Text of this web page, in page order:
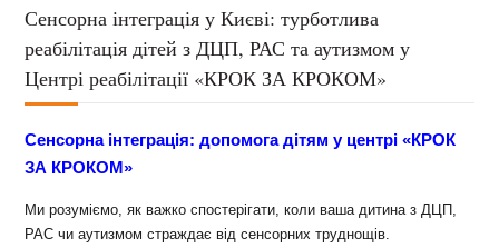
Сенсорна інтеграція у Києві: турботлива
реабілітація дітей з ДЦП, РАС та аутизмом у
Центрі реабілітації «КРОК ЗА КРОКОМ»
Сенсорна інтеграція: допомога дітям у центрі «КРОК
ЗА КРОКОМ»
Ми розуміємо, як важко спостерігати, коли ваша дитина з ДЦП,
РАС чи аутизмом страждає від сенсорних труднощів.